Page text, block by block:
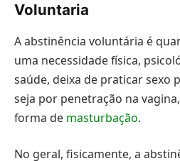
Voluntaria
A abstinência voluntária é
uma necessidade física,
saúde, deixa de praticar sexo
seja por penetração na
forma de masturbação.
No geral, fisicamente, a